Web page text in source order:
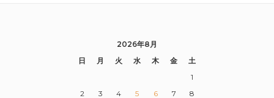
2026年8月
日
月 火 水 木 金
土
1
2
3 4 5 6 7
8